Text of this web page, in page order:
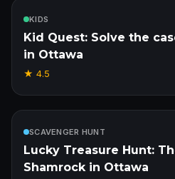
KIDS
Kid Quest: Solve the
in Ottawa
★ 4.5
SCAVENGER HUNT
Lucky Treasure Hunt:
Shamrock in Ottawa